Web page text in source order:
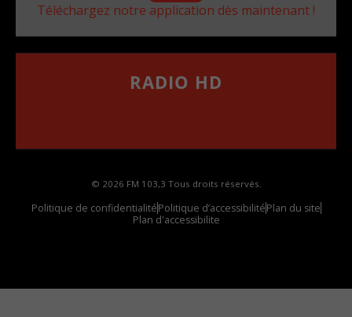
Téléchargez notre application dès maintenant !
RADIO HD
© 2026 FM 103,3 Tous droits réservés.
Politique de confidentialitéPolitique d’accessibilitéPlan du site
Plan d'accessibilite